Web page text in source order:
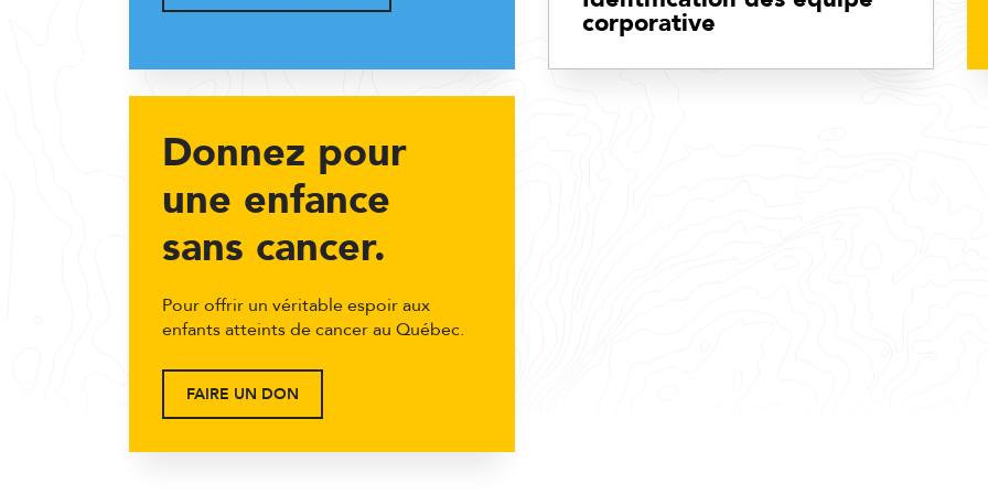
corporative
Donnez pour
une enfance
sans cancer.
Pour offrir un véritable espoir aux
enfants atteints de cancer au Québec.
FAIRE UN DON